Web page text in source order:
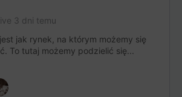
3 dni temu
jak rynek, na którym możemy się
To tutaj możemy podzielić się...